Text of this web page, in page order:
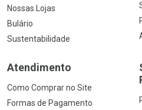
Nossas Lojas
Bulário
Sustentabilidade
Atendimento
Como Comprar no Site
Formas de Pagamento